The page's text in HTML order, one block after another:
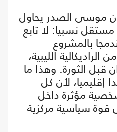
موسى الصدر يحاول
نسبياً: لا تابع
بالمشروع
الليبية،
قبل الثورة. وهذا ما
لأن كل
مؤثرة داخل
قوة سياسية مركزية